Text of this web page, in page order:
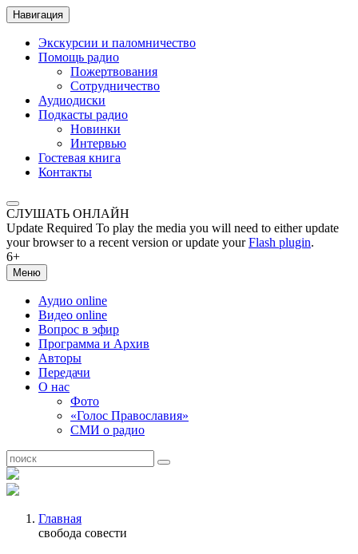
Навигация
Экскурсии и паломничество
Помощь радио
Пожертвования
Сотрудничество
Аудиодиски
Подкасты радио
Новинки
Интервью
Гостевая книга
Контакты
СЛУШАТЬ ОНЛАЙН
Update Required To play the media you will need to either update
your browser to a recent version or update yourFlash plugin.
6+
Меню
Аудио online
Видео online
Вопрос в эфир
Программа и Архив
Авторы
Передачи
О нас
Фото
«Голос Православия»
СМИ о радио
Главная
свобода совести